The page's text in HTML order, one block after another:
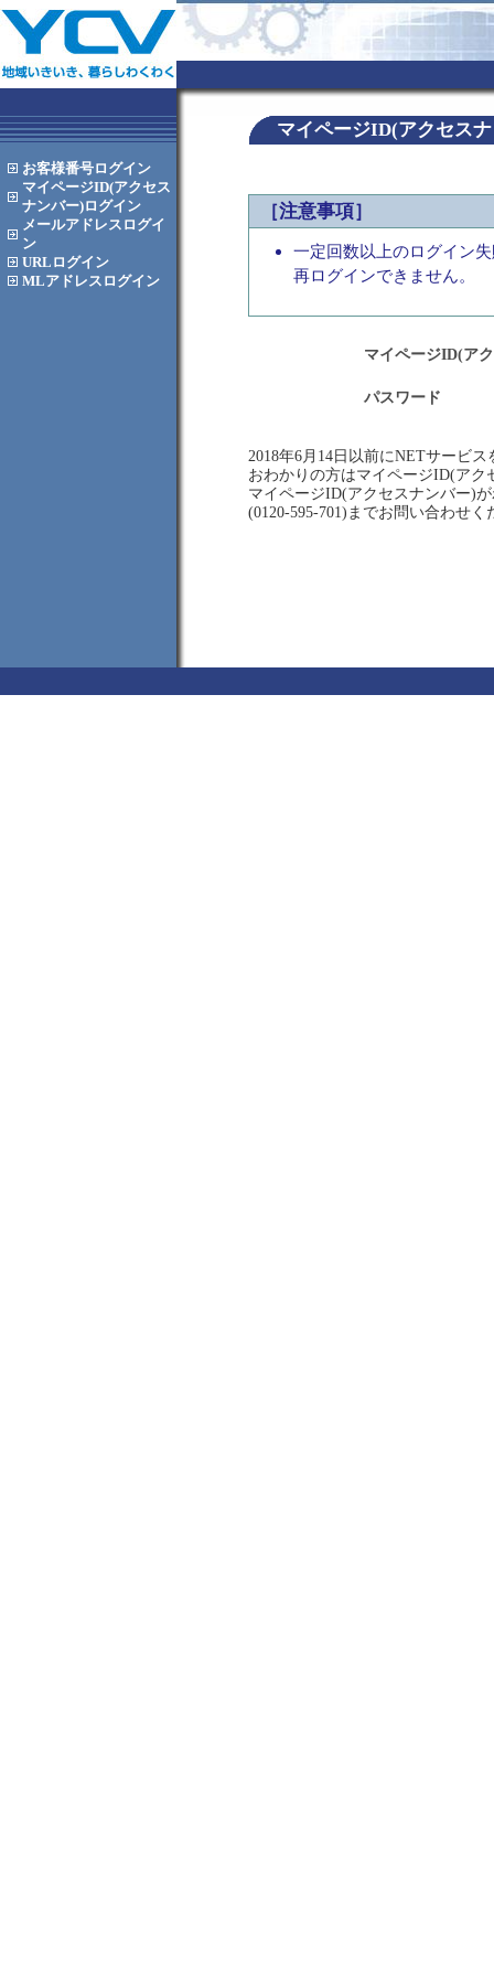
お客様番号ログイン
マイページID(アクセス
ナンバー)ログイン
メールアドレス ログイ
ン
URL ログイン
MLアドレス ログイン
マイページID(アクセス
［注意事項］
一定回数以上のログイン
再ログインできません。
マイページID(ア
パスワード
2018年6月14日以前にNETサービ
おわかりの方はマイページID(ア
マイページID(アクセスナンバー)
(0120-595-701)までお問い合わせく